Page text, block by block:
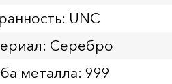
UNC
Серебро
металла: 999